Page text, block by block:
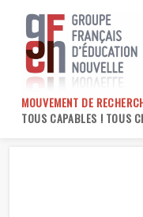
content
MOUVEMENT DE
TOUS CAPABLES ! TOUS